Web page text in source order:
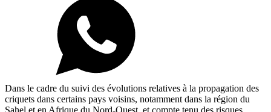
Dans le cadre du suivi des évolutions relatives à la propagation des
criquets dans certains pays voisins, notamment dans la région du
Sahel et en Afrique du Nord-Ouest, et compte tenu des risques